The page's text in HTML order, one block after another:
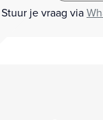
Stuur je vraag via